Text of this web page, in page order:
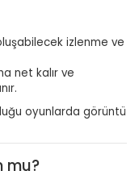
izlenme ve
net kalır ve
oyunlarda görüntü
mu?